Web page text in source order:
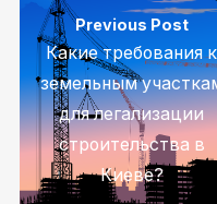
Previous Post
Какие требования к
земельным
для легализации
строительства в
Киеве?